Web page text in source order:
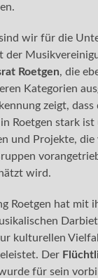
wir für die
der
Roetgen, die
Kategorien
zeigt, dass
Roetgen stark ist
und Projekte, die
wird.
Roetgen hat mit
kulturellen
Der
für sein